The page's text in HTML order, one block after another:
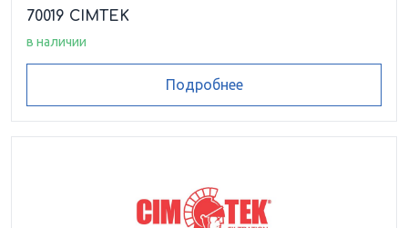
70019 CIMTEK
в наличии
Подробнее